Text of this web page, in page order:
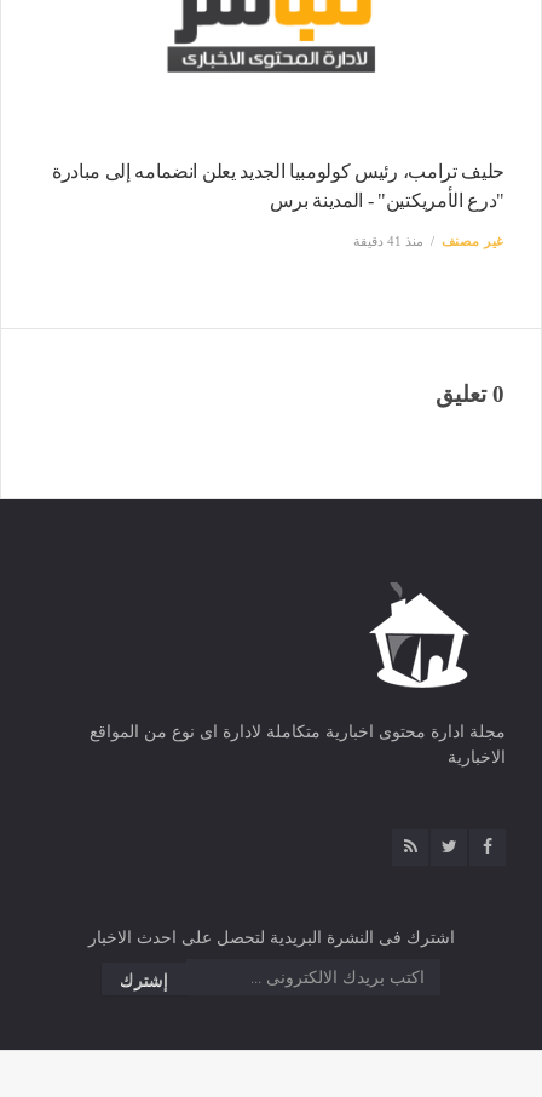
حليف ترامب، رئيس كولومبيا الجديد يعلن انضمامه إلى مبادرة
"درع الأمريكتين" - المدينة برس
غير مصنف منذ 41 دقيقة
0 تعليق
مجلة ادارة محتوى اخبارية متكاملة لادارة اى نوع من المواقع
الاخبارية
اشترك فى النشرة البريدية لتحصل على احدث الاخبار